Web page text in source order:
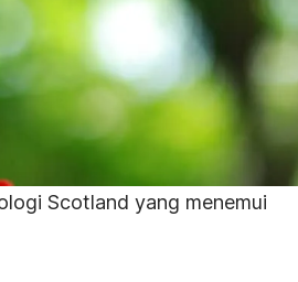
Scotland yang menemui